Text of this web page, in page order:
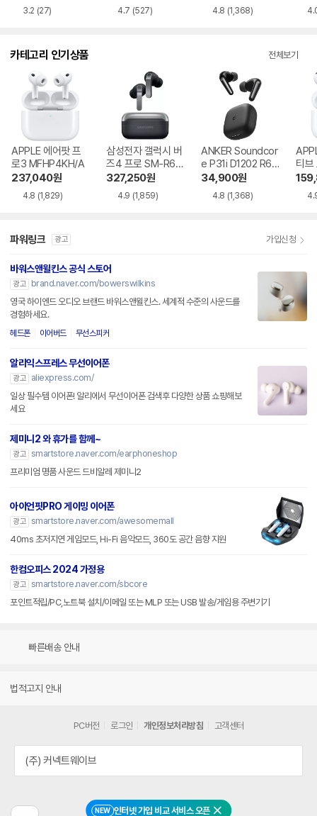
NEW 인터넷 가입 비교 서비스 오픈
3.2 (27) 4.7 (527) 4.8 (1,368)
카테고리 인기상품 전체보기
APPLE 에어팟 프
로3 MFHP4KH/A
237,040원
4.8 (1,829)
삼성전자 갤럭시 버
즈4 프로 SM-R64
0
327,250원
4.9 (1,859)
ANKER Soundcor
e P31i D1202 R60
i NC
34,900원
4.8 (1,368)
티브
파워링크 광고 가입신청
바워스앤윌킨스 공식 스토어
광고
brand.naver.com/bowerswilkins
영국 하이엔드 오디오 브랜드 바워스앤윌킨스. 세계적 수준의 사운드를
경험하세요.
헤드폰 이어버드 무선스피커
알리익스프레스 무선이어폰
광고
aliexpress.com/
일상 필수템 이어폰! 알리에서 무선이어폰 검색후 다양한 상품 쇼핑해보
세요
제미니2 와 휴가를 함께~
광고 smartstore.naver.com/earphoneshop
프리미엄 명품 사운드 드비알레 제미니2
아이언핏PRO 게이밍 이어폰
광고 smartstore.naver.com/awesomemall
40ms 초저지연 게임모드, Hi-Fi 음악모드, 360도 공간 음향 지원
한컴오피스 2024 가정용
광고 smartstore.naver.com/sbcore
포인트적립/PC,노트북 설치/이메일 또는 MLP 또는 USB 발송/게임용 주변기기
빠른배송 안내
법적고지 안내
PC버전 로그인 개인정보처리방침 고객센터
(주) 커넥트웨이브